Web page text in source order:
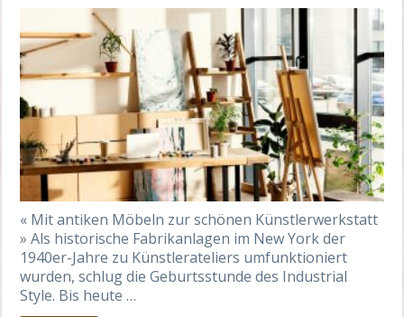
« Mit antiken Möbeln zur schönen Künstlerwerkstatt
» Als historische Fabrikanlagen im New York der
1940er-Jahre zu Künstlerateliers umfunktioniert
wurden, schlug die Geburtsstunde des Industrial
Style. Bis heute …